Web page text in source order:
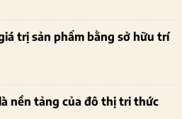
trị sản phẩm bằng sở hữu trí
nền tảng của đô thị tri thức